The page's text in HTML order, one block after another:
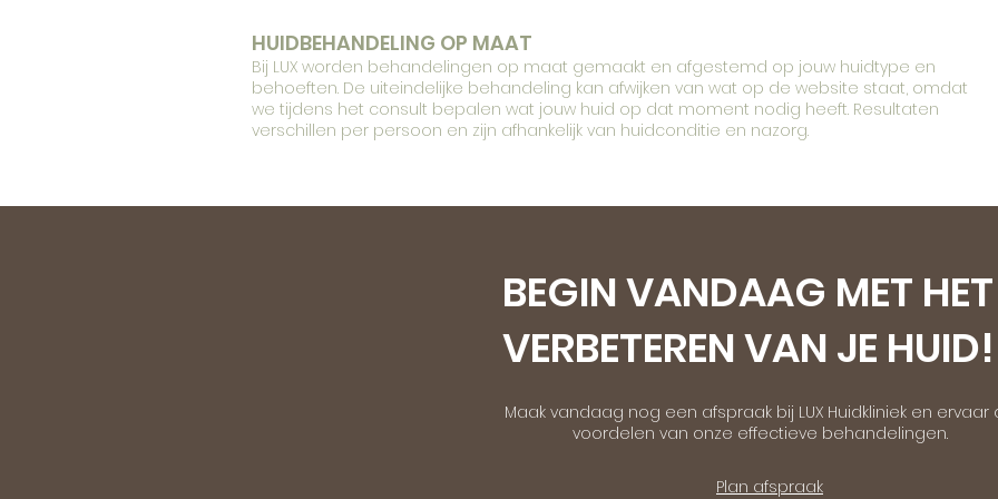
HUIDBEHANDELING OP MAAT
Bij LUX worden behandelingen op maat gemaakt en afgestemd op jouw huidtype en
behoeften. De uiteindelijke behandeling kan afwijken van wat op de website staat, omdat
we tijdens het consult bepalen wat jouw huid op dat moment nodig heeft. Resultaten
verschillen per persoon en zijn afhankelijk van huidconditie en nazorg.
BEGIN VANDAAG MET HET
VERBETEREN VAN JE HUID!
Maak vandaag nog een afspraak bij LUX Huidkliniek en ervaar
voordelen van onze effectieve behandelingen.
Plan afspraak